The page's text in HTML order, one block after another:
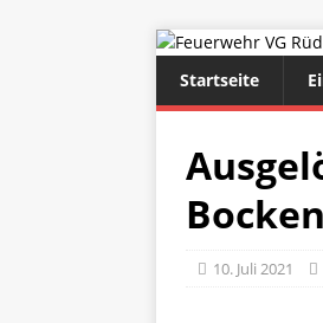
Startseite
10. Juli 2021